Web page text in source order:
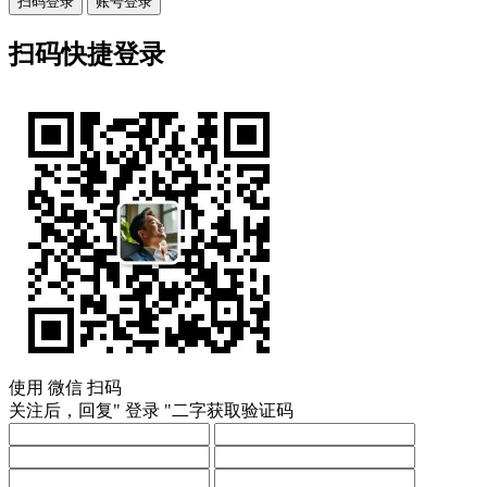
扫码快捷登录
使用 微信 扫码
关注后，回复" 登录 "二字获取验证码